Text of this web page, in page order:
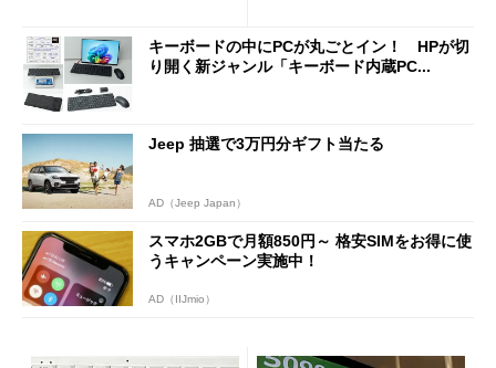
キーボードの中にPCが丸ごとイン！ HPが切
り開く新ジャンル「キーボード内蔵PC...
Jeep 抽選で3万円分ギフト当たる
AD（Jeep Japan）
スマホ2GBで月額850円～ 格安SIMをお得に使
うキャンペーン実施中！
AD（IIJmio）